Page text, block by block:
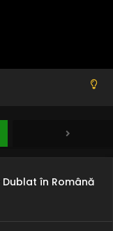
Dublat în Română